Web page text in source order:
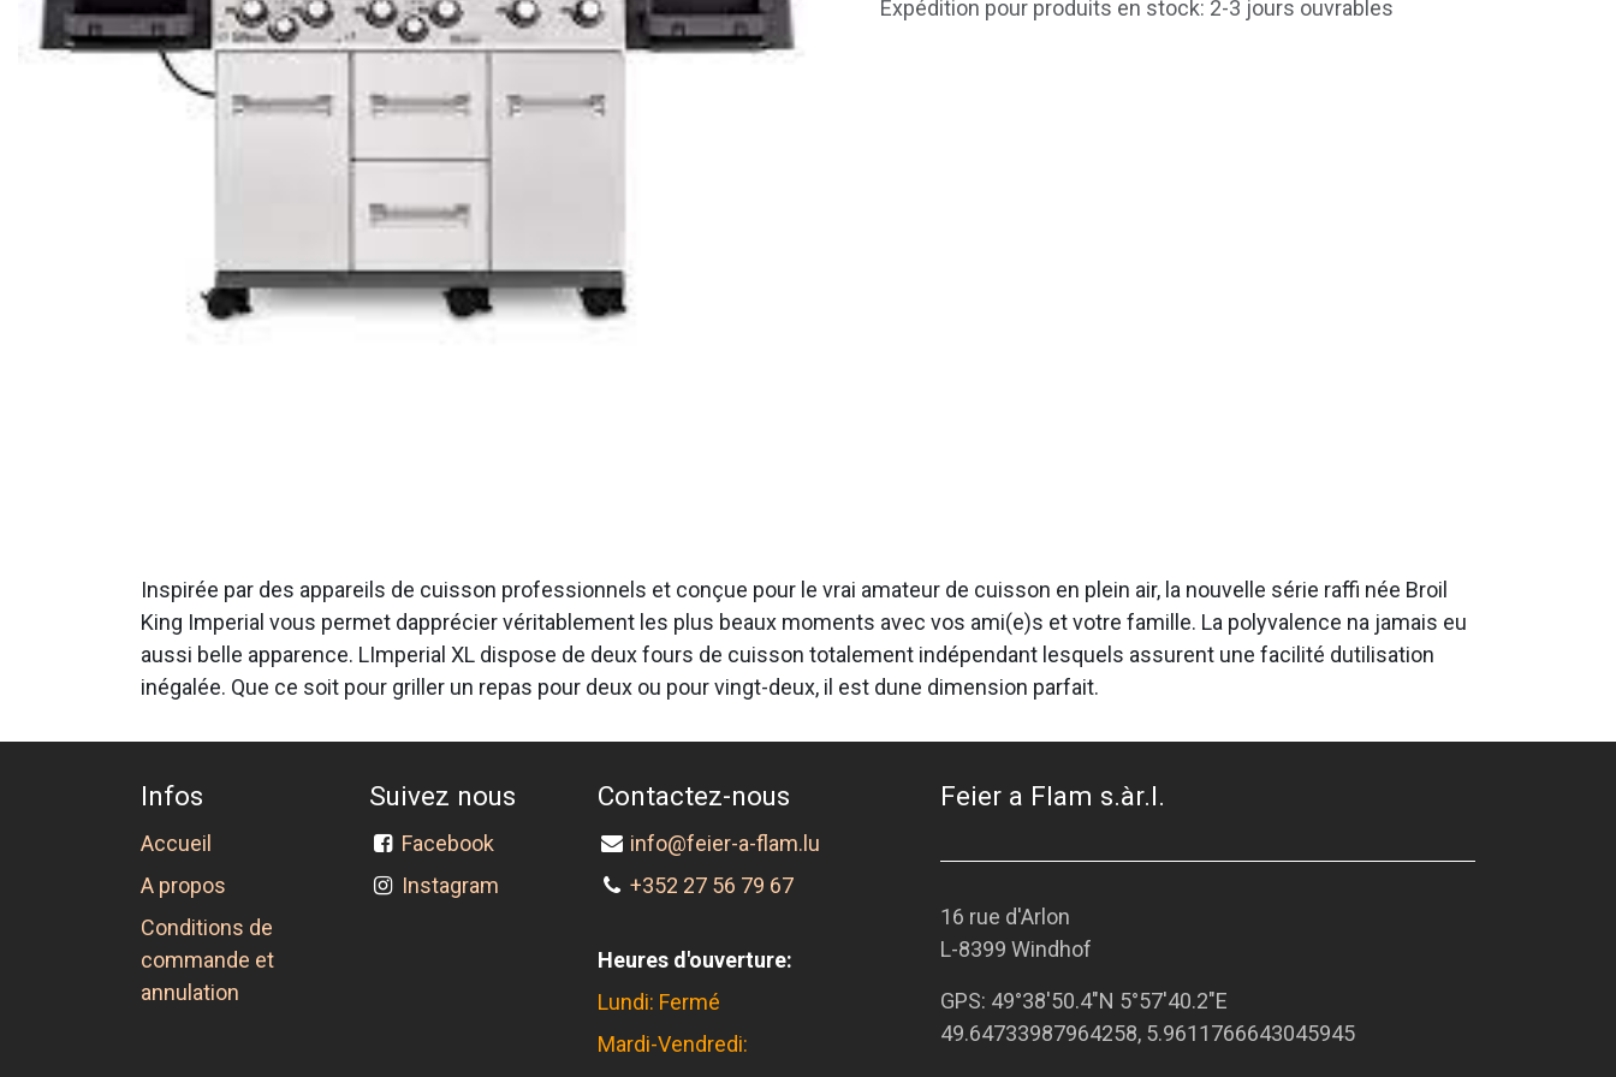
Expédition pour produits en stock: 2-3 jours ouvrables
Inspirée par des appareils de cuisson professionnels et conçue pour le vrai amateur de cuisson en plein air, la nouvelle série raffi née Broil
King Imperial vous permet dapprécier véritablement les plus beaux moments avec vos ami(e)s et votre famille. La polyvalence na jamais eu
aussi belle apparence. LImperial XL dispose de deux fours de cuisson totalement indépendant lesquels assurent une facilité dutilisation
inégalée. Que ce soit pour griller un repas pour deux ou pour vingt-deux, il est dune dimension parfait.
Infos
Accueil
A propos
Conditions de
commande et
annulation
Suivez nous
Facebook
Instagram
Contactez-nous
info@feier-a-flam.lu
+352 27 56 79 67
Heures d'ouverture:
Lundi: Fermé
Mardi-Vendredi:
Feier a Flam s.àr.l.
16 rue d'Arlon
L-8399 Windhof
GPS: 49°38'50.4"N 5°57'40.2"E
49.64733987964258, 5.9611766643045945